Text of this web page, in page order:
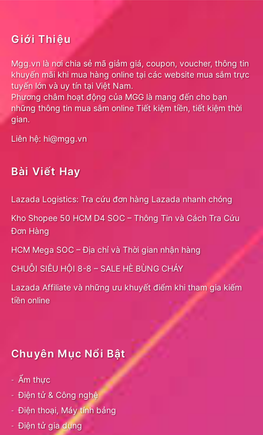
Giới Thiệu
Mgg.vn là nơi chia sẻ mã giảm giá, coupon, voucher, thông tin
khuyến mãi khi mua hàng online tại các website mua sắm trực
tuyến lớn và uy tín tại Việt Nam.
Phương châm hoạt động của MGG là mang đến cho bạn
những thông tin mua sắm online Tiết kiệm tiền, tiết kiệm thời
gian.
Liên hệ: hi@mgg.vn
Bài Viết Hay
Lazada Logistics: Tra cứu đơn hàng Lazada nhanh chóng
Kho Shopee 50 HCM D4 SOC – Thông Tin và Cách Tra Cứu
Đơn Hàng
HCM Mega SOC – Địa chỉ và Thời gian nhận hàng
CHUỖI SIÊU HỘI 8-8 – SALE HÈ BÙNG CHÁY
Lazada Affiliate và những ưu khuyết điểm khi tham gia kiếm
tiền online
Chuyên Mục Nổi Bật
Ẩm thực
Điện tử & Công nghệ
Điện thoại, Máy tính bảng
Điện tử gia dụng